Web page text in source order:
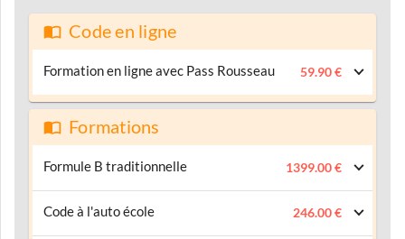
Code en ligne
Formation en ligne avec Pass Rousseau 59.90 €
Formations
Formule B traditionnelle 1399.00 €
Code à l'auto école 246.00 €